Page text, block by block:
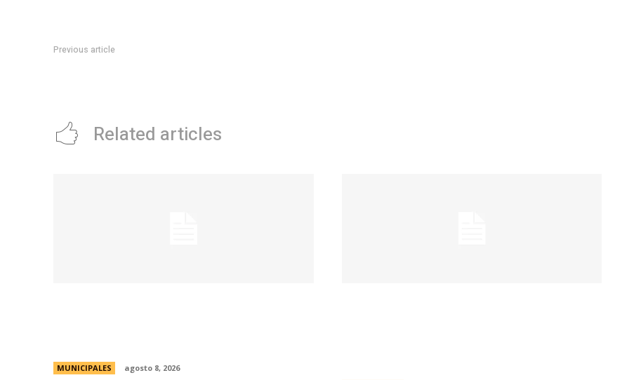
Previous article
Related articles
MUNICIPALES agosto 8, 2026